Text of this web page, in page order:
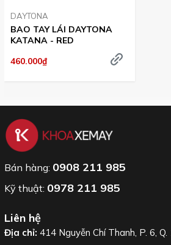
DAYTONA
BAO TAY LÁI DAYTONA
KATANA - RED
460.000₫
Bán hàng: 0908 211 985
Kỹ thuật: 0978 211 985
Liên hệ
Địa chỉ: 414 Nguyễn Chí Thanh, P. 6,